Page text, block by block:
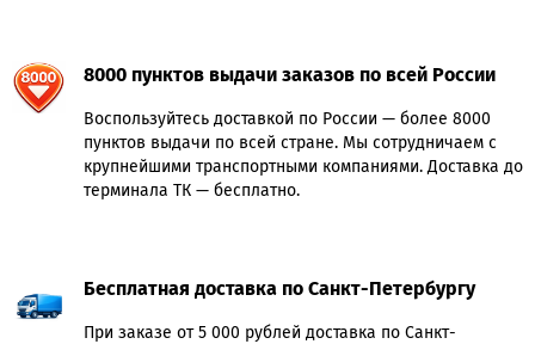
8000 пунктов выдачи заказов по всей России
Воспользуйтесь доставкой по России — более 8000
пунктов выдачи по всей стране. Мы сотрудничаем с
крупнейшими транспортными компаниями. Доставка до
терминала ТК — бесплатно.
Бесплатная доставка по Санкт-Петербургу
При заказе от 5 000 рублей доставка по Санкт-